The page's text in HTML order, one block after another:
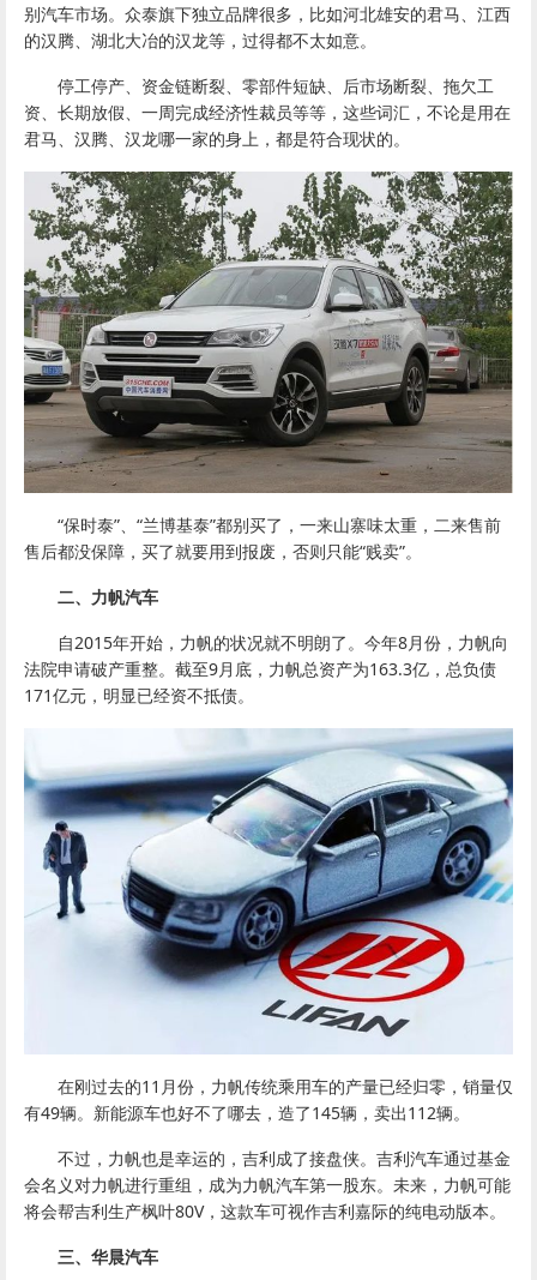
别汽车市场。众泰旗下独立品牌很多，比如河北雄安的君马、江西
的汉腾、湖北大冶的汉龙等，过得都不太如意。
停工停产、资金链断裂、零部件短缺、后市场断裂、拖欠工
资、长期放假、一周完成经济性裁员等等，这些词汇，不论是用在
君马、汉腾、汉龙哪一家的身上，都是符合现状的。
“保时泰”、“兰博基泰”都别买了，一来山寨味太重，二来售前
售后都没保障，买了就要用到报废，否则只能“贱卖”。
二、力帆汽车
自2015年开始，力帆的状况就不明朗了。今年8月份，力帆向
法院申请破产重整。截至9月底，力帆总资产为163.3亿，总负债
171亿元，明显已经资不抵债。
在刚过去的11月份，力帆传统乘用车的产量已经归零，销量仅
有49辆。新能源车也好不了哪去，造了145辆，卖出112辆。
不过，力帆也是幸运的，吉利成了接盘侠。吉利汽车通过基金
会名义对力帆进行重组，成为力帆汽车第一股东。未来，力帆可能
将会帮吉利生产枫叶80V，这款车可视作吉利嘉际的纯电动版本。
三、华晨汽车